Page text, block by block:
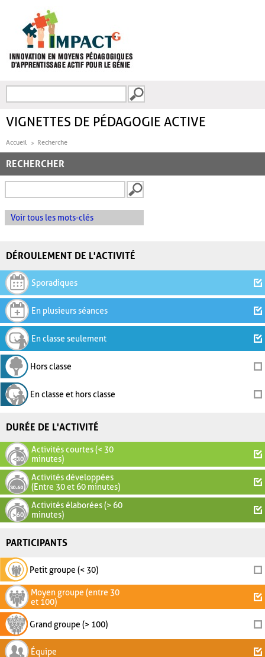
FORMULAIRE DE
VIGNETTES DE PÉDAGOGIE ACTIVE
Accueil Recherche
RECHERCHER
Voir tous les mots-clés
DÉROULEMENT DE L'ACTIVITÉ
Sporadiques
En plusieurs séances
En classe seulement
Hors classe
En classe et hors classe
DURÉE DE L'ACTIVITÉ
Activités courtes (< 30
minutes)
Activités développées
(Entre 30 et 60 minutes)
Activités élaborées (> 60
minutes)
PARTICIPANTS
Petit groupe (< 30)
Moyen groupe (entre 30
et 100)
Grand groupe (> 100)
Équipe